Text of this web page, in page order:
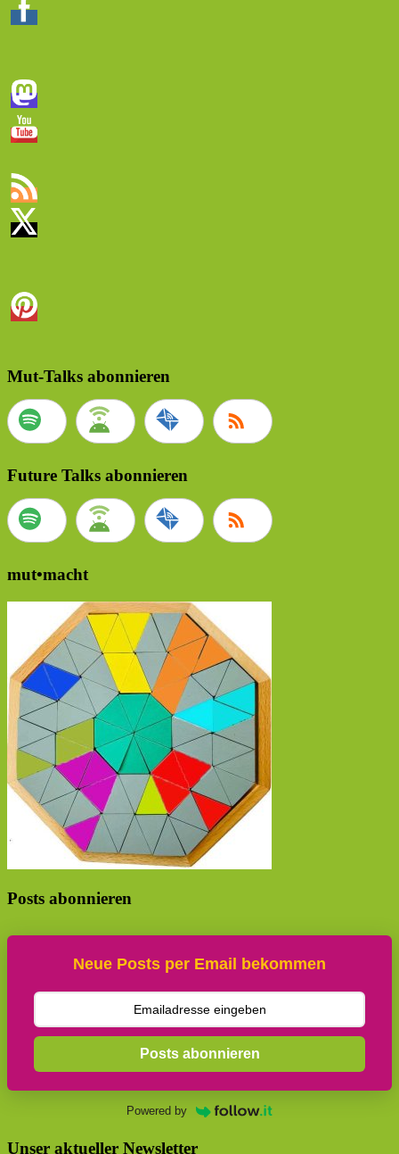
Mut-Talks abonnieren
Future Talks abonnieren
mut•macht
Posts abonnieren
Neue Posts per Email bekommen
Posts abonnieren
Powered by
Unser aktueller Newsletter